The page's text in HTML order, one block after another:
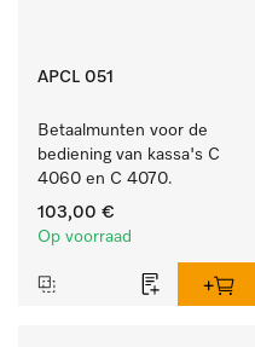
APCL 051
Betaalmunten voor de
bediening van kassa's C
4060 en C 4070.
103,00 €
Op voorraad